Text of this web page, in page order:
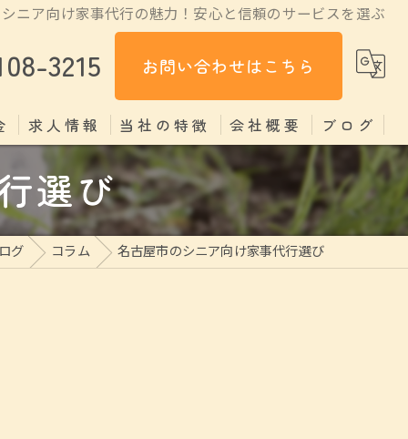
ニア向け家事代行の魅力！安心と信頼のサービスを選ぶ
3215 お問い合わせはこちら
求人情報 当社の特徴
掃除
料理
会社概要 ブログ
コラム
選び
グ コラム 名古屋市のシニア向け家事代行選び